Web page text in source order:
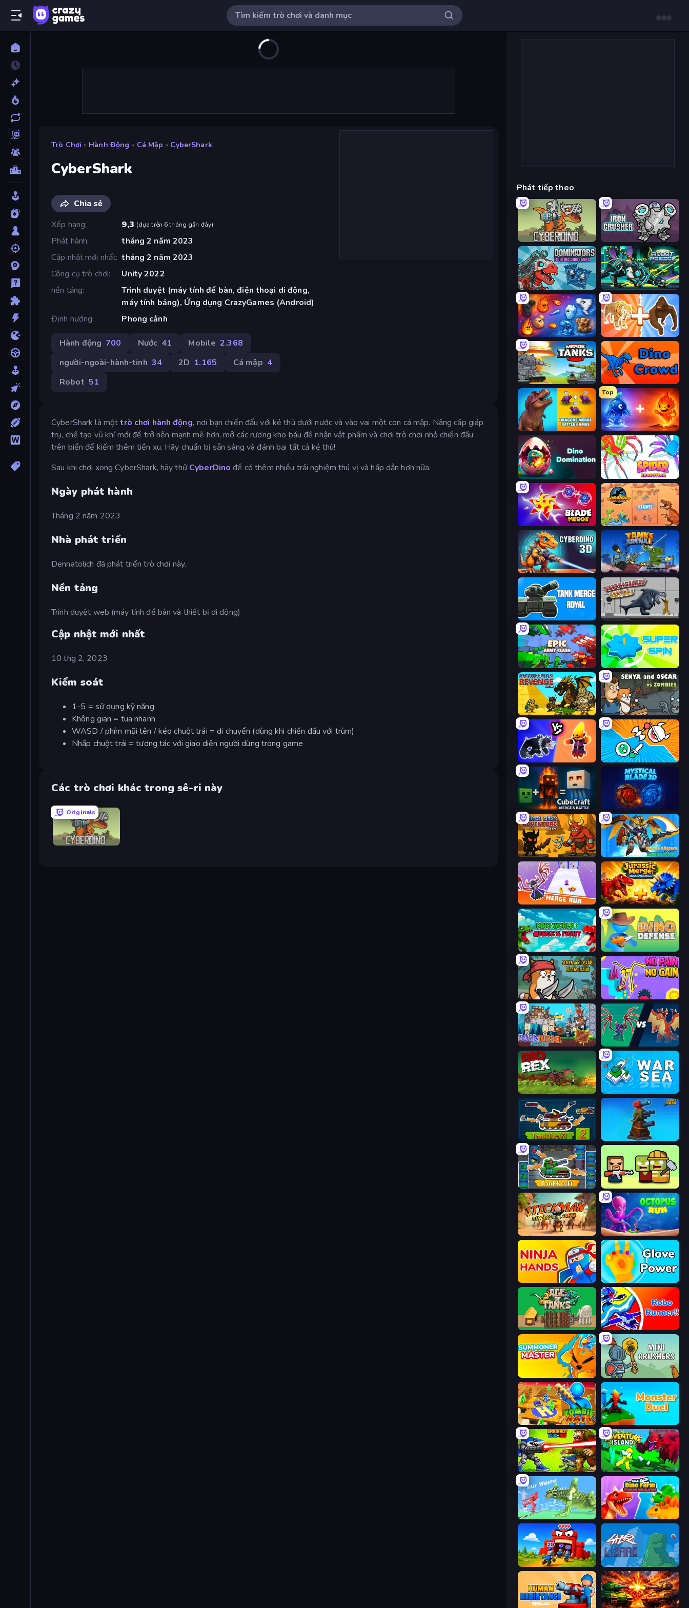
Trò Chơi » Hành Động » Cá Mập » CyberShark
CyberShark
Chia sẻ
Xếp hạng
9,3 (dựa trên 6 tháng gần đây)
Phát hành
tháng 2 năm 2023
Cập nhật mới nhất tháng 2 năm 2023
Công cụ trò chơi
Unity 2022
nền tảng
Trình duyệt (máy tính để bàn, điện thoại di động,
máy tính bảng), Ứng dụng CrazyGames (Android)
Định hướng
Phong cảnh
Hành động 700 Nước 41 Mobile 2.368
người-ngoài-hành-tinh 34 2D 1.165 Cá mập 4
Robot 51
CyberShark là mộttrò chơi hành động, nơi bạn chiến đấu với kẻ thù dưới nước và vào vai một con cá mập. Nâng cấp giáp
trụ, chế tạo vũ khí mới để trở nên mạnh mẽ hơn, mở các rương kho báu để nhận vật phẩm và chơi trò chơi nhỏ chiến đấu
trên biển để kiếm thêm tiền xu. Hãy chuẩn bị sẵn sàng và đánh bại tất cả kẻ thù!
Sau khi chơi xong CyberShark, hãy thửCyberDino để có thêm nhiều trải nghiệm thú vị và hấp dẫn hơn nữa.
Ngày phát hành
Tháng 2 năm 2023
Nhà phát triển
Dennatolich đã phát triển trò chơi này.
Nền tảng
Trình duyệt web (máy tính để bàn và thiết bị di động)
Cập nhật mới nhất
10 thg 2, 2023
Kiểm soát
1-5 = sử dụng kỹ năng
Không gian = tua nhanh
WASD / phím mũi tên / kéo chuột trái = di chuyển (dùng khi chiến đấu với trùm)
Nhấp chuột trái = tương tác với giao diện người dùng trong game
Các trò chơi khác trong sê-ri này
Originals
Phát tiếp theo
Iron Crusher
Dominators: Fighting Dinosaurs Robot Police Iron Panther
Elemental Merge Animal DNA Run
Merge Master Tanks: Tank Wars Dino Crowd
Dragons Merge: Battle Games
Top
Elemental Monsters: Merge
Dino Domination Spider Evolution: Runner Game
Blade Merge Dinosaurs Merge Master
CyberDino 3D Tanks Arena io: Craft & Combat
Tank Merge Royal Sharkosaurus Rampage
Epic Army Clash Super Spin
Knight Hero 2 Revenge Idle RPG Senya and Oscar vs Zombies
Merge Battle Tactics Merge Knights!
CubeCraft: Merge & Battle Mystical Blade
Knight Hero Adventure Idle RPG Mecha Allstars Battle Royale
Merge Run Jurassic Merge: Dino Evolution
Dino World: Merge & Fight Dino Defense
Senya and Oscar: Pirate Island No Pain No Gain - Ragdoll Sandbox
Bobr Turbo: Craft Cars Monster Battle
Rio Rex War Sea
TankCraft 2 Furry Road
TankCraft Zombie Horde: Build & Survive
Stickman: Dinosaur Arena OctopusRun
Ninja Hands Glove Power
Age of Tanks Warriors: TD War Robo Runner
Summoner Master Mini Crushers
Zombie Raft Monster Duel
Brainrot Blue Vs Red Adventure Island 2D
Silly Walkers Idle Dino Farm Tycoon Simulator 3D
TimeWarriors Laser Lizard